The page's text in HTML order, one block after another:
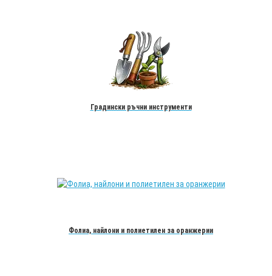
Градински ръчни инструменти
Фолиа, найлони и полиетилен за оранжерии